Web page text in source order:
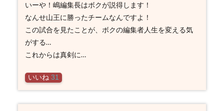
いーや！嶋編集長はボクが説得します！
なんせ山王に勝ったチームなんですよ！
この試合を見たことが、ボクの編集者人生を変える気
がする…
これからは真剣に…
いいね 31